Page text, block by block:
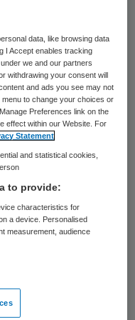
middel
Crohn
weer
of
de patiënten
ver van huis.
tioguanine)
gold als een
werd en wordt
al staat het
geregistreerd.
data, like browsing data
I Accept enables tracking
we and our partners
withdrawing your consent will
and ads you see may not
to change your choices or
Preferences link on the
effect within our Website. For
Statement
and statistical cookies,
to provide:
characteristics for
a device. Personalised
measurement, audience